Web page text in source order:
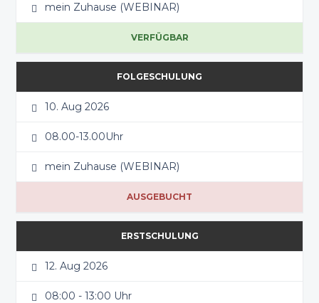
mein Zuhause (WEBINAR)
VERFÜGBAR
FOLGESCHULUNG
10. Aug 2026
08.00-13.00Uhr
mein Zuhause (WEBINAR)
AUSGEBUCHT
ERSTSCHULUNG
12. Aug 2026
08:00 - 13:00 Uhr